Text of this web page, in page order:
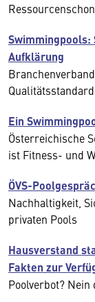
Aufklärung
Ein
Österreichische
ist Fitness- und
ÖVS-
Nachhaltigkeit,
privaten Pools
Hausverstand
Fakten zur
Poolverbot? Nein